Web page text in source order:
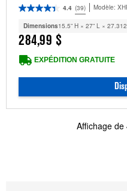
4.4 (39) Modèle:
Dimensions15.5” H × 27” L ×
284,99 $
EXPÉDITION GRATUITE
Affichage de